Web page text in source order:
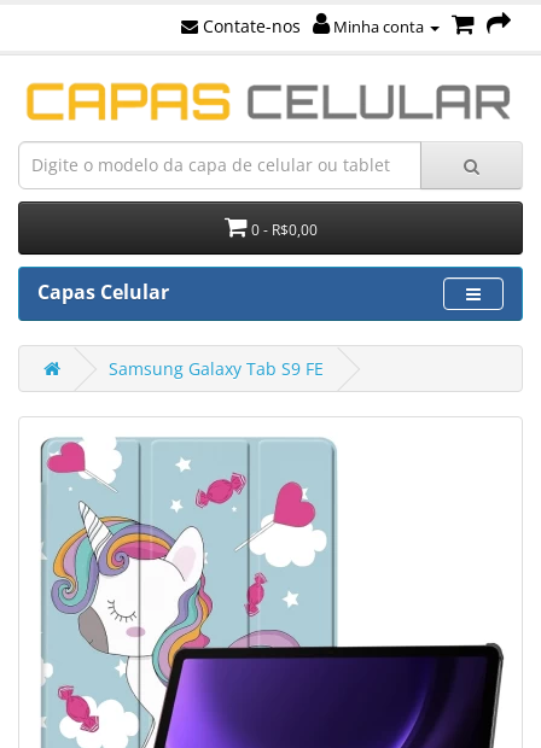
Contate-nos Minha conta
0 - R$0,00
Capas Celular
Samsung Galaxy Tab S9 FE